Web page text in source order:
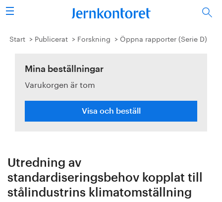
Sök
Stålindustrin
Vision 2050
Forskning/utbildning
Publicerat
Bildbank
Start Publicerat Forskning Öppna rapporter (Serie D)
Mina beställningar
Varukorgen är tom
Visa och beställ
Utredning av
standardiseringsbehov kopplat till
stålindustrins klimatomställning